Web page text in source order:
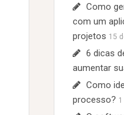
Como
com um
projetos 15
6 dicas
aumentar
Como
processo?